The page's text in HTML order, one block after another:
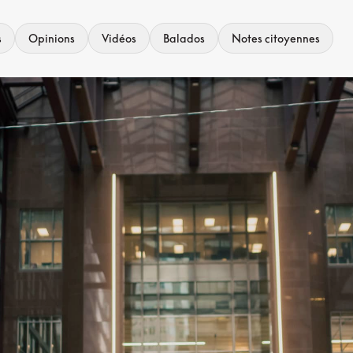
Opinions Vidéos Balados Notes citoyennes